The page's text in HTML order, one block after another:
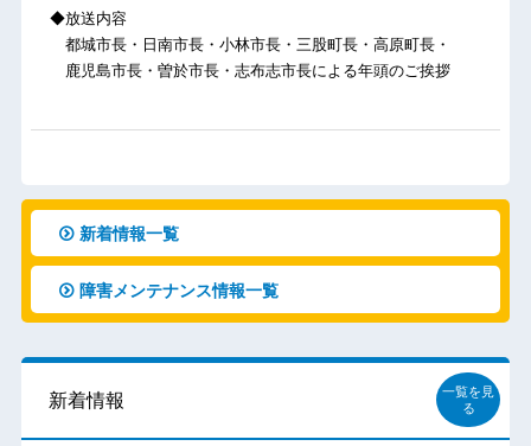
◆放送内容
都城市長・日南市長・小林市長・三股町長・高原町長・
鹿児島市長・曽於市長・志布志市長による年頭のご挨拶
新着情報一覧
障害メンテナンス情報一覧
新着情報
一覧を見
る